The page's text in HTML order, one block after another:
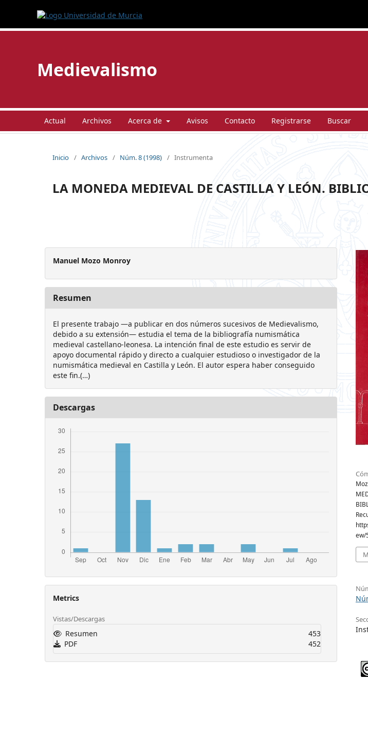
Medievalismo
Actual Archivos Acerca de Avisos Contacto Registrarse Buscar
Inicio / Archivos / Núm. 8 (1998) / Instrumenta
LA MONEDA MEDIEVAL DE CASTILLA Y LEÓN.
Manuel Mozo Monroy
Resumen
El presente trabajo —a publicar en dos números sucesivos de Medievalismo,
debido a su extensión— estudia el tema de la bibliografía numismática
medieval castellano-leonesa. La intención final de este estudio es servir de
apoyo documental rápido y directo a cualquier estudioso o investigador de la
numismática medieval en Castilla y León. El autor espera haber conseguido
este fin.(…)
Descargas
Metrics
Vistas/Descargas
Resumen
453
PDF
452
ew/